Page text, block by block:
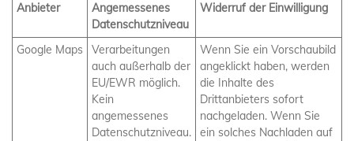
Anbieter
Angemessenes
Datenschutzniveau
Widerruf der Einwilligung
Google Maps
Verarbeitungen
auch außerhalb der
EU/EWR möglich.
Kein
angemessenes
Datenschutzniveau.
Wenn Sie ein Vorschaubild
angeklickt haben, werden
die Inhalte des
Drittanbieters sofort
nachgeladen. Wenn Sie
ein solches Nachladen auf